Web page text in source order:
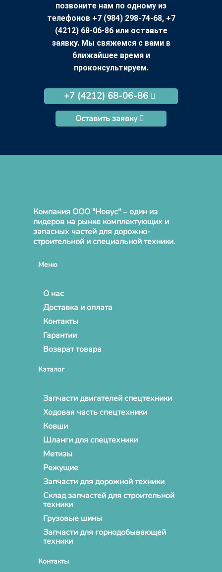
позвоните нам по одному из
телефонов +7 (984) 298-74-68, +7
(4212) 68-06-86 или оставьте
заявку. Мы свяжемся с вами в
ближайшее время и
проконсультируем.
+7 (4212) 68-06-86
Оставить заявку
Компания ООО "Новус" – один из
лидеров на рынке комплектующих и
запасных частей для дорожно-
строительной и специальной техники.
Меню
О нас
Доставка и оплата
Контакты
Гарантии
Возврат товара
Каталог
Запчасти двигателей спецтехники
Ходовая часть спецтехники
Ковши
Шланги для спецтехники
Метизы
Режущие
Запчасти для дорожной техники
Склад запчастей для строительной
техники
Грузовые шины
Запчасти для горнодобывающей
техники
Контакты